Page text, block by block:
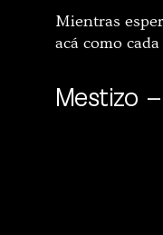
Mientras
acá como
Mestizo –